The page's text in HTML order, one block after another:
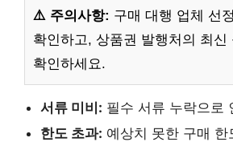
⚠️ 주의사항: 구매 대행 업체 선
확인하고, 상품권 발행처의 최신
확인하세요.
서류 미비: 필수 서류 누락으로
한도 초과: 예상치 못한 구매 한